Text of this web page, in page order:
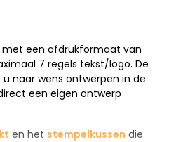
met een afdrukformaat van
7 regels tekst/logo. De
naar wens ontwerpen in de
een eigen ontwerp
en het stempelkussen die